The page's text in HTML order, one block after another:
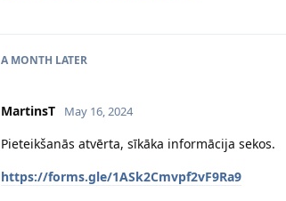
A MONTH LATER
MartinsT May 16, 2024
Pieteikšanās atvērta, sīkāka informācija sekos.
https://forms.gle/1ASk2Cmvpf2vF9Ra9